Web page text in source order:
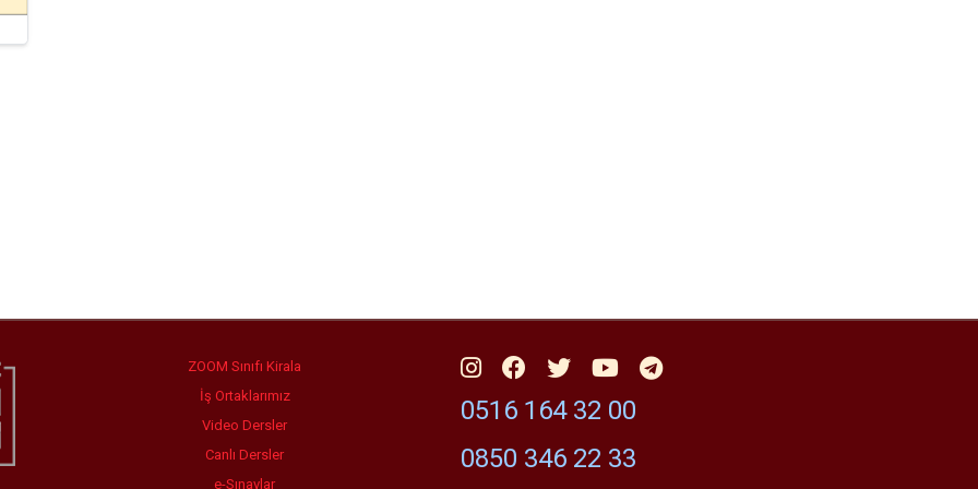
ZOOM Sınıfı Kirala
İş Ortaklarımız
Video Dersler
Canlı Dersler
e-Sınavlar
0516 164 32 00
0850 346 22 33